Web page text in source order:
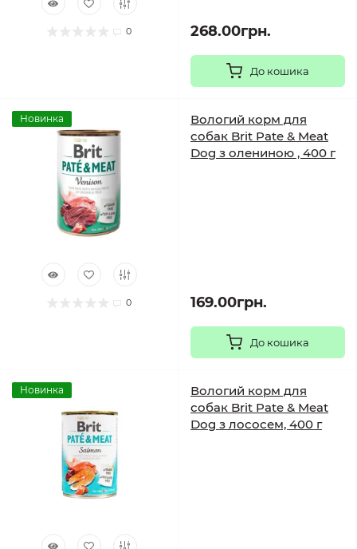
0 268.00грн.
До кошика
Новинка
0
Вологий корм для
собак Brit Pate & Meat
Dog з олениною , 400 г
169.00грн.
До кошика
Новинка
Вологий корм для
собак Brit Pate & Meat
Dog з лососем, 400 г